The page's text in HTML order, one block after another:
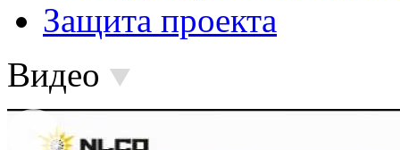
Защита проекта
Видео